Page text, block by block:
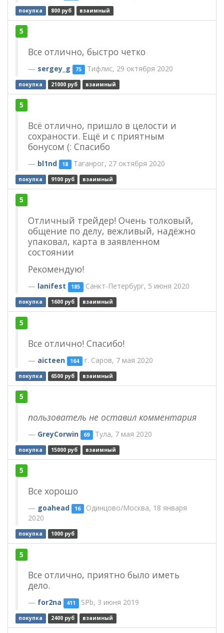
покупка 800 руб взаимный
5
Все отлично, быстро четко
sergey_g 75 Тифлис, 29 октября 2020
покупка 21000 руб взаимный
5
Всё отлично, пришло в целости и
сохраности. Ещё и с приятным
бонусом (: Спасибо
bl1nd 18 Таганрог, 27 октября 2020
покупка 9100 руб взаимный
5
Отличный трейдер! Очень толковый,
общение по делу, вежливый, надёжно
упаковал, карта в заявленном
состоянии
Рекомендую!
lanifest 185 Санкт-Петербург, 5 июня 2020
покупка 1600 руб взаимный
5
Все отлично! Спасибо!
aicteen 164 г. Саров, 7 мая 2020
покупка 6500 руб взаимный
5
пользователь не оставил комментария
GreyCorwin 69 Тула, 7 мая 2020
покупка 15000 руб взаимный
5
Все хорошо
goahead 16 Одинцово/Москва, 18 января
2020
покупка 1000 руб
5
Все отлично, приятно было иметь
дело.
for2na 411 SPb, 3 июня 2019
покупка 2400 руб взаимный